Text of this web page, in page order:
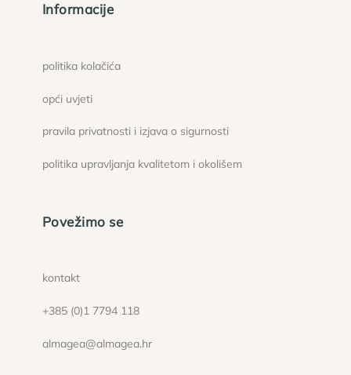
Informacije
politika kolačića
opći uvjeti
pravila privatnosti i izjava o sigurnosti
politika upravljanja kvalitetom i okolišem
Povežimo se
kontakt
+385 (0)1 7794 118
almagea@almagea.hr